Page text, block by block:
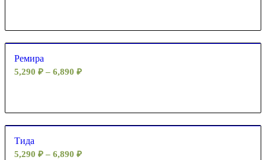
Ремира
5,290 ₽ – 6,890 ₽
Тида
5,290 ₽ – 6,890 ₽